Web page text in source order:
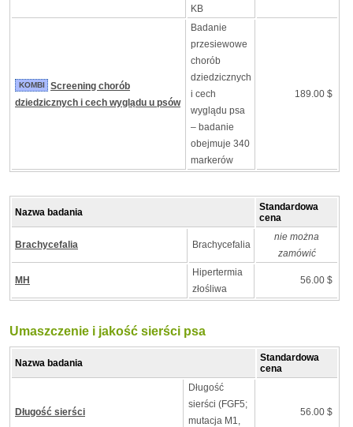
KB
KOMBI
Screening chorób
dziedzicznych i cech wyglądu u psów
Badanie
przesiewowe
chorób
dziedzicznych
i cech
wyglądu psa
– badanie
obejmuje 340
markerów
189.00 $
Nazwa badania
Standardowa
cena
Brachycefalia Brachycefalia
nie można
zamówić
MH
Hipertermia
złośliwa
56.00 $
Umaszczenie i jakość sierści psa
Nazwa badania
Standardowa
cena
Długość sierści
Długość
sierści (FGF5;
mutacja M1,
56.00 $